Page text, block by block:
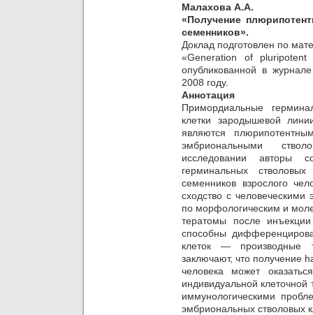
Малахова А.А.
«Получение
семенников».
Доклад подготовлен по
«Generation of
опубликованной в
2008 году.
Аннотация
Примордиальные
клетки зародышевой
являются
эмбриональными
исследовании авторы
герминальных
семенников взрослого
сходство с
по морфологическим и
тератомы после
способны
клеток — производные
заключают, что получение
человека может
индивидуальной
иммунологическими
эмбриональных стволовых